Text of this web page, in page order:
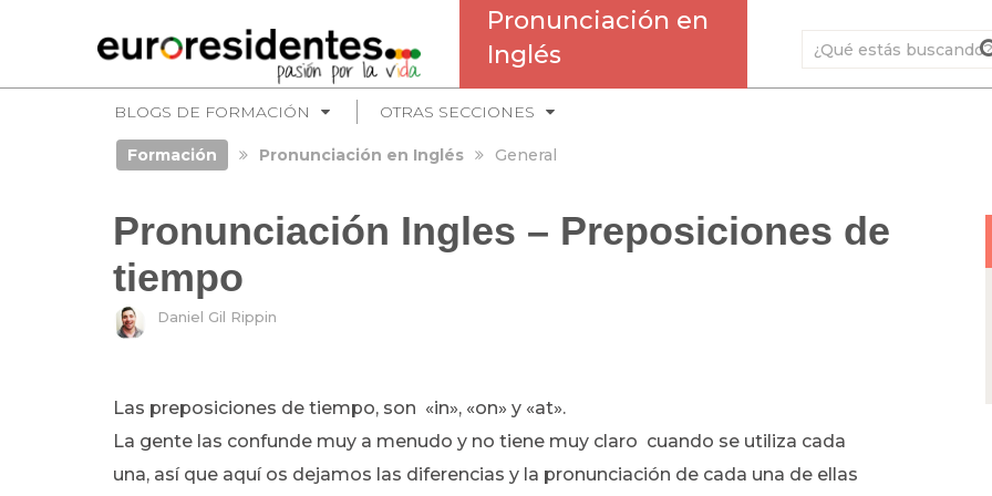
Pronunciación en
Inglés
BLOGS DE FORMACIÓN OTRAS SECCIONES
Formación Pronunciación en Inglés General
Pronunciación Ingles – Preposiciones de
tiempo
Daniel Gil Rippin
Las preposiciones de tiempo, son «in», «on» y «at».
La gente las confunde muy a menudo y no tiene muy claro cuando se utiliza cada
una, así que aquí os dejamos las diferencias y la pronunciación de cada una de ellas